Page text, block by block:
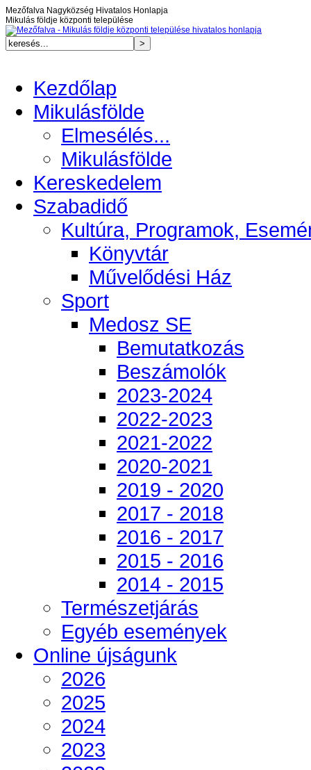
Mezőfalva Nagyközség Hivatalos Honlapja
Mikulás földje központi települése
Kezdőlap
Mikulásfölde
Elmesélés...
Mikulásfölde
Kereskedelem
Szabadidő
Kultúra, Programok,
Könyvtár
Művelődési Ház
Sport
Medosz SE
Bemutatkozás
Beszámolók
2023-2024
2022-2023
2021-2022
2020-2021
2019 - 2020
2017 - 2018
2016 - 2017
2015 - 2016
2014 - 2015
Természetjárás
Egyéb események
Online újságunk
2026
2025
2024
2023